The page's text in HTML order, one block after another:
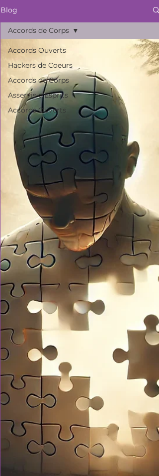
Blog
Accords Ouverts
Hackers de Coeurs
Accords de Corps
Asservis d'Esprits
Accords Ouverts
Accords de Corps